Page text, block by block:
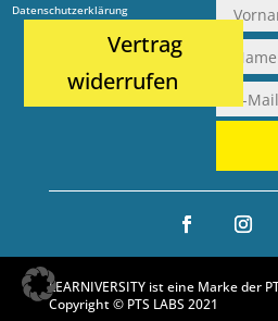
Datenschutzerklärung
Vertrag
widerrufen
LEARNIVERSITY ist eine Marke der
Copyright © PTS LABS 2021